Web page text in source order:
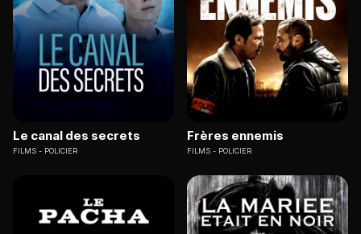
Le canal des secrets
FILMS POLICIER
Frères ennemis
FILMS POLICIER